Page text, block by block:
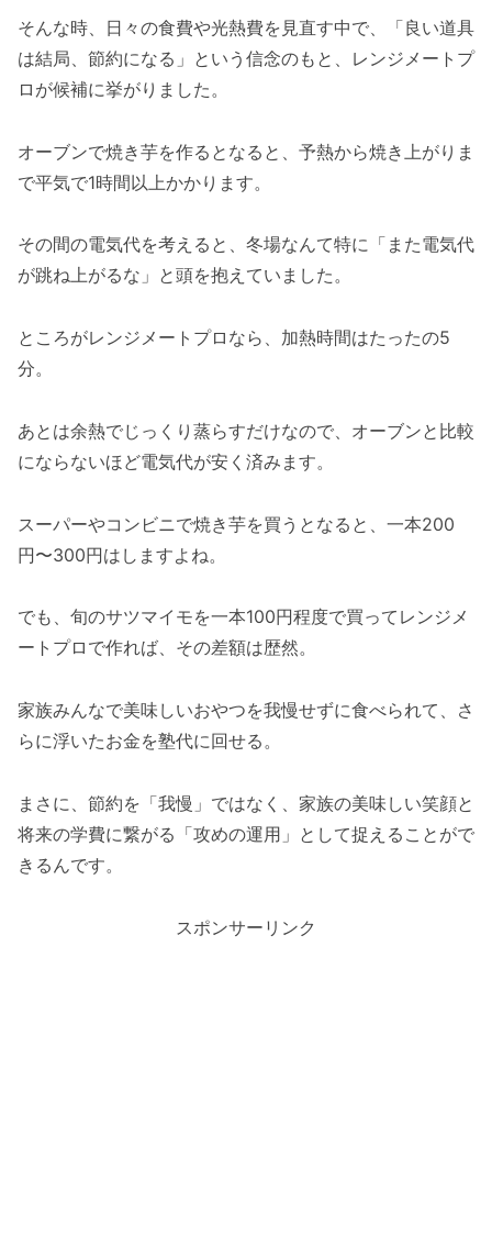
そんな時、日々の食費や光熱費を見直す中で、「良い道具
は結局、節約になる」という信念のもと、レンジメートプ
ロが候補に挙がりました。
オーブンで焼き芋を作るとなると、予熱から焼き上がりま
で平気で1時間以上かかります。
その間の電気代を考えると、冬場なんて特に「また電気代
が跳ね上がるな」と頭を抱えていました。
ところがレンジメートプロなら、加熱時間はたったの5
分。
あとは余熱でじっくり蒸らすだけなので、オーブンと比較
にならないほど電気代が安く済みます。
スーパーやコンビニで焼き芋を買うとなると、一本200
円〜300円はしますよね。
でも、旬のサツマイモを一本100円程度で買ってレンジメ
ートプロで作れば、その差額は歴然。
家族みんなで美味しいおやつを我慢せずに食べられて、さ
らに浮いたお金を塾代に回せる。
まさに、節約を「我慢」ではなく、家族の美味しい笑顔と
将来の学費に繋がる「攻めの運用」として捉えることがで
きるんです。
スポンサーリンク